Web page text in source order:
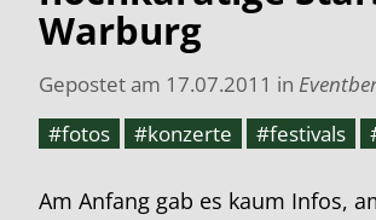
Warburg
Gepostet am 17.07.2011 in
#fotos
#konzerte #festivals
Am Anfang gab es kaum Infos,